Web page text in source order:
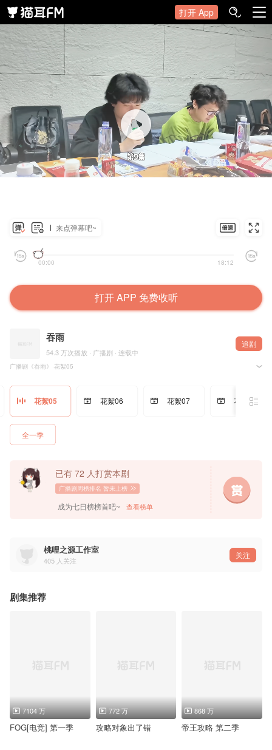
打开 App
来点弹幕吧~
00:00 18:12
打开 APP 免费收听
吞雨
54.3 万次播放 · 广播剧 · 连载中
追剧
广播剧《吞雨》·花絮05
……
风导：不是，就是说魏老师今天失误了怎么
魏一凡：不是失误了，就是…是我们想的那个东西吧？（对着小孙）你知道你在干嘛吧？
孙睿扬：（淡定）我知道我在干嘛。
魏一凡：（手忙脚乱）哦你知道你在干嘛，我也知道我在干嘛……是我们在干的那个吧？
风导：（无情嘲笑）
魏一凡：（鼓起勇气）来！再来一下！
孙睿扬：魏老师！信念感！
魏一凡：没事了，我又有了，我这辈子都有了。
孙睿扬：恭喜你！拿出你川渝男人的底气来！
纪真宜：魏一凡
配音导演：曹一夫
海报画师：月饼
花絮05 花絮06 花絮07 花絮08
全一季
已有 72 人打赏本剧
广播剧周榜排名 暂未上榜
成为七日榜榜首吧~ 查看榜单
桃哩之源工作室
405 人关注
关注
剧集推荐
7104 万
FOG[电竞] 第一季
772 万
攻略对象出了错
868 万
帝王攻略 第二季